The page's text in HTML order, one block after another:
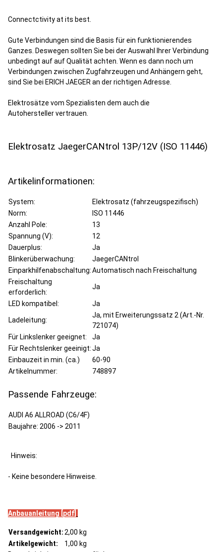
Connectctivity at its best.
Gute Verbindungen sind die Basis für ein funktionierendes
Ganzes. Deswegen sollten Sie bei der Auswahl Ihrer Verbindung
unbedingt auf auf Qualität achten. Wenn es dann noch um
Verbindungen zwischen Zugfahrzeugen und Anhängern geht,
sind Sie bei ERICH JAEGER an der richtigen Adresse.
Elektrosätze vom Spezialisten dem auch die
Autohersteller vertrauen.
Elektrosatz JaegerCANtrol 13P/12V (ISO 11446)
Artikelinformationen:
System:
Elektrosatz (fahrzeugspezifisch)
Norm:
ISO 11446
Anzahl Pole:
13
Spannung (V):
12
Dauerplus:
Ja
Blinkerüberwachung:
JaegerCANtrol
Einparkhilfenabschaltung:Automatisch nach Freischaltung
Freischaltung
erforderlich:
Ja
LED kompatibel: Ja
Ladeleitung:
Ja, mit Erweiterungssatz 2 (Art.-Nr.
721074)
Für Linkslenker geeignet:
Ja
Für Rechtslenker geeinigt:Ja
Einbauzeit in min. (ca.)
60-90
Artikelnummer:
748897
Passende Fahrzeuge:
AUDI A6 ALLROAD (C6/4F)
Baujahre: 2006 -> 2011
Hinweis:
- Keine besondere Hinweise.
Anbauanleitung [pdf]
Versandgewicht: 2,00 kg
Artikelgewicht: 1,00 kg